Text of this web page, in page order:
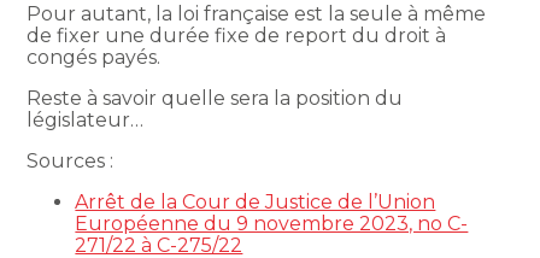
Pour autant, la loi française est la seule à même
de fixer une durée fixe de report du droit à
congés payés.
Reste à savoir quelle sera la position du
législateur…
Sources :
Arrêt de la Cour de Justice de l’Union
Européenne du 9 novembre 2023, no C-
271/22 à C-275/22